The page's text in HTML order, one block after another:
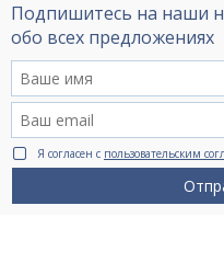
Интервью
Видео Ruso.TV
BCN life
Сервис на немецком
Подпишитесь на наши
обо всех предложениях
Я согласен с пользовательским